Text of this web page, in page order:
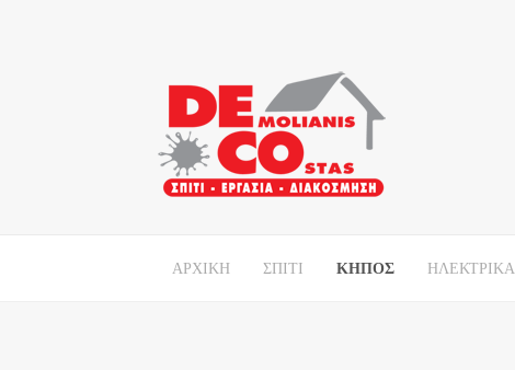
ΑΡΧΙΚΗ ΣΠΙΤΙ ΚΗΠΟΣ ΗΛΕΚΤΡΙΚΑ